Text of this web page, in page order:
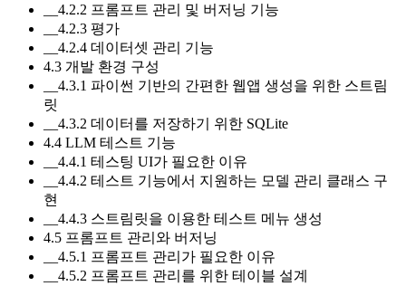
__4.2.2 프롬프트 관리 및 버저닝 기능
__4.2.3 평가
__4.2.4 데이터셋 관리 기능
4.3 개발 환경 구성
__4.3.1 파이썬 기반의 간편한 웹앱 생성을 위한 스트림
릿
__4.3.2 데이터를 저장하기 위한 SQLite
4.4 LLM 테스트 기능
__4.4.1 테스팅 UI가 필요한 이유
__4.4.2 테스트 기능에서 지원하는 모델 관리 클래스 구
현
__4.4.3 스트림릿을 이용한 테스트 메뉴 생성
4.5 프롬프트 관리와 버저닝
__4.5.1 프롬프트 관리가 필요한 이유
__4.5.2 프롬프트 관리를 위한 테이블 설계